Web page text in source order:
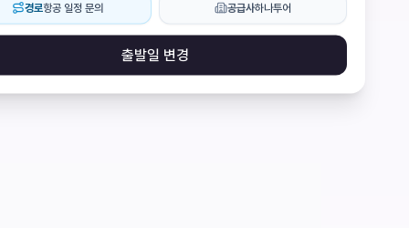
경로항공 일정 문의 공급사하나투어
출발일 변경